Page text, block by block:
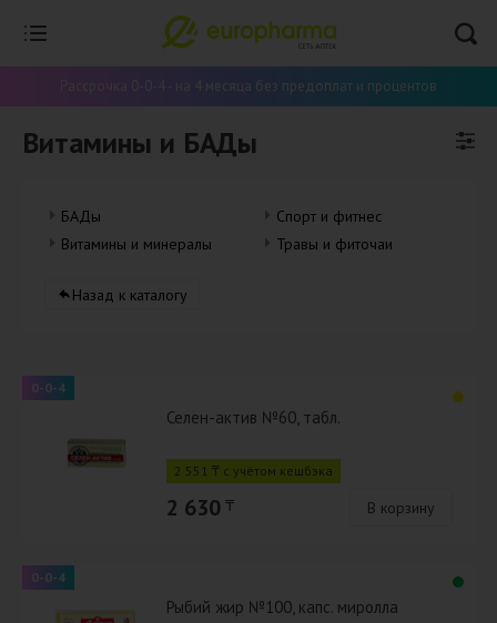
Рассрочка 0-0-4 - на 4 месяца без предоплат и процентов
Витамины и БАДы
БАДы
Витамины и минералы
Спорт и фитнес
Травы и фиточаи
Назад к каталогу
0-0-4
Селен-актив №60, табл.
2 551 ₸ с учётом кешбэка
2 630 ₸ В корзину
0-0-4
Рыбий жир №100, капс. миролла